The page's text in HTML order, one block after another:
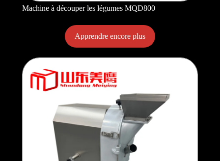
Machine à découper les légumes MQD800
Apprendre encore plus